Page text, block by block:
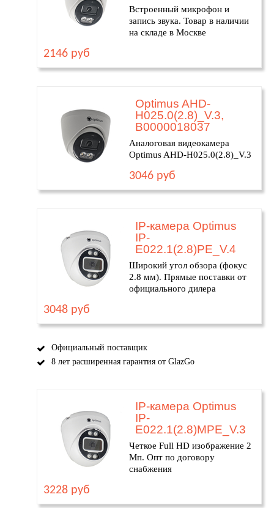
Встроенный микрофон и
запись звука. Товар в наличии
на складе в Москве
2146 руб
Optimus AHD-
H025.0(2.8)_V.3,
В0000018037
Аналоговая видеокамера
Optimus AHD-H025.0(2.8)_V.3
3046 руб
IP-камера Optimus
IP-
E022.1(2.8)PE_V.4
Широкий угол обзора (фокус
2.8 мм). Прямые поставки от
официального дилера
3048 руб
Официальный поставщик
8 лет расширенная гарантия от GlazGo
IP-камера Optimus
IP-
E022.1(2.8)MPE_V.3
Четкое Full HD изображение 2
Мп. Опт по договору
снабжения
3228 руб